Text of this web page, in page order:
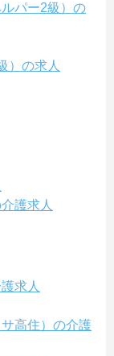
パー2級）の
）の求人
護求人
求人
高住）の介護